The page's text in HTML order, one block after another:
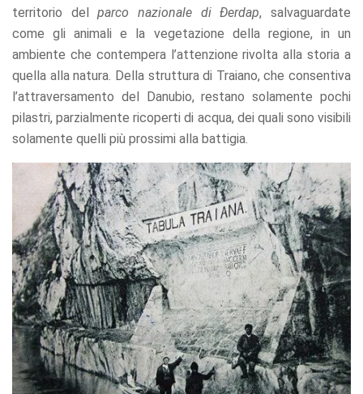
territorio delparco nazionale di Ðerdap, salvaguardate
come gli animali e la vegetazione della regione, in un
ambiente che contempera l’attenzione rivolta alla storia a
quella alla natura. Della struttura di Traiano, che consentiva
l’attraversamento del Danubio, restano solamente pochi
pilastri, parzialmente ricoperti di acqua, dei quali sono visibili
solamente quelli più prossimi alla battigia.